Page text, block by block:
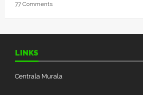
77 Comments
LINKS
Centrala Murala